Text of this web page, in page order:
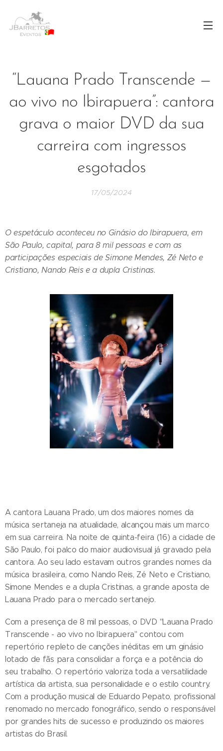
“Lauana Prado Transcende —
ao vivo no Ibirapuera”: cantora
grava o maior DVD da sua
carreira com ingressos
esgotados
17/05/2024
O espetáculo aconteceu no Ginásio do Ibirapuera, em
São Paulo, capital, para 8 mil pessoas e com as
participações especiais de Simone Mendes, Zé Neto e
Cristiano, Nando Reis e a dupla Cristinas.
A cantora Lauana Prado, um dos maiores nomes da
música sertaneja na atualidade, alcançou mais um marco
em sua carreira. Na noite de quinta-feira (16) a cidade de
São Paulo, foi palco do maior audiovisual já gravado pela
cantora. Ao seu lado estavam outros grandes nomes da
música brasileira, como Nando Reis, Zé Neto e Cristiano,
Simone Mendes e a dupla Cristinas, a grande aposta de
Lauana Prado para o mercado sertanejo.
Com a presença de 8 mil pessoas, o DVD "Lauana Prado
Transcende - ao vivo no Ibirapuera" contou com
repertório repleto de canções inéditas em um ginásio
lotado de fãs para consolidar a força e a potência do
seu trabalho. O repertório valoriza toda a versatilidade
artística da artista, sua personalidade e o estilo country.
Com a produção musical de Eduardo Pepato, profissional
renomado no mercado fonográfico, sendo o responsável
por grandes hits de sucesso e produzindo os maiores
artistas do Brasil.